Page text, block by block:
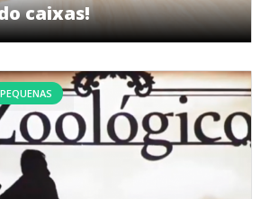
caixas!